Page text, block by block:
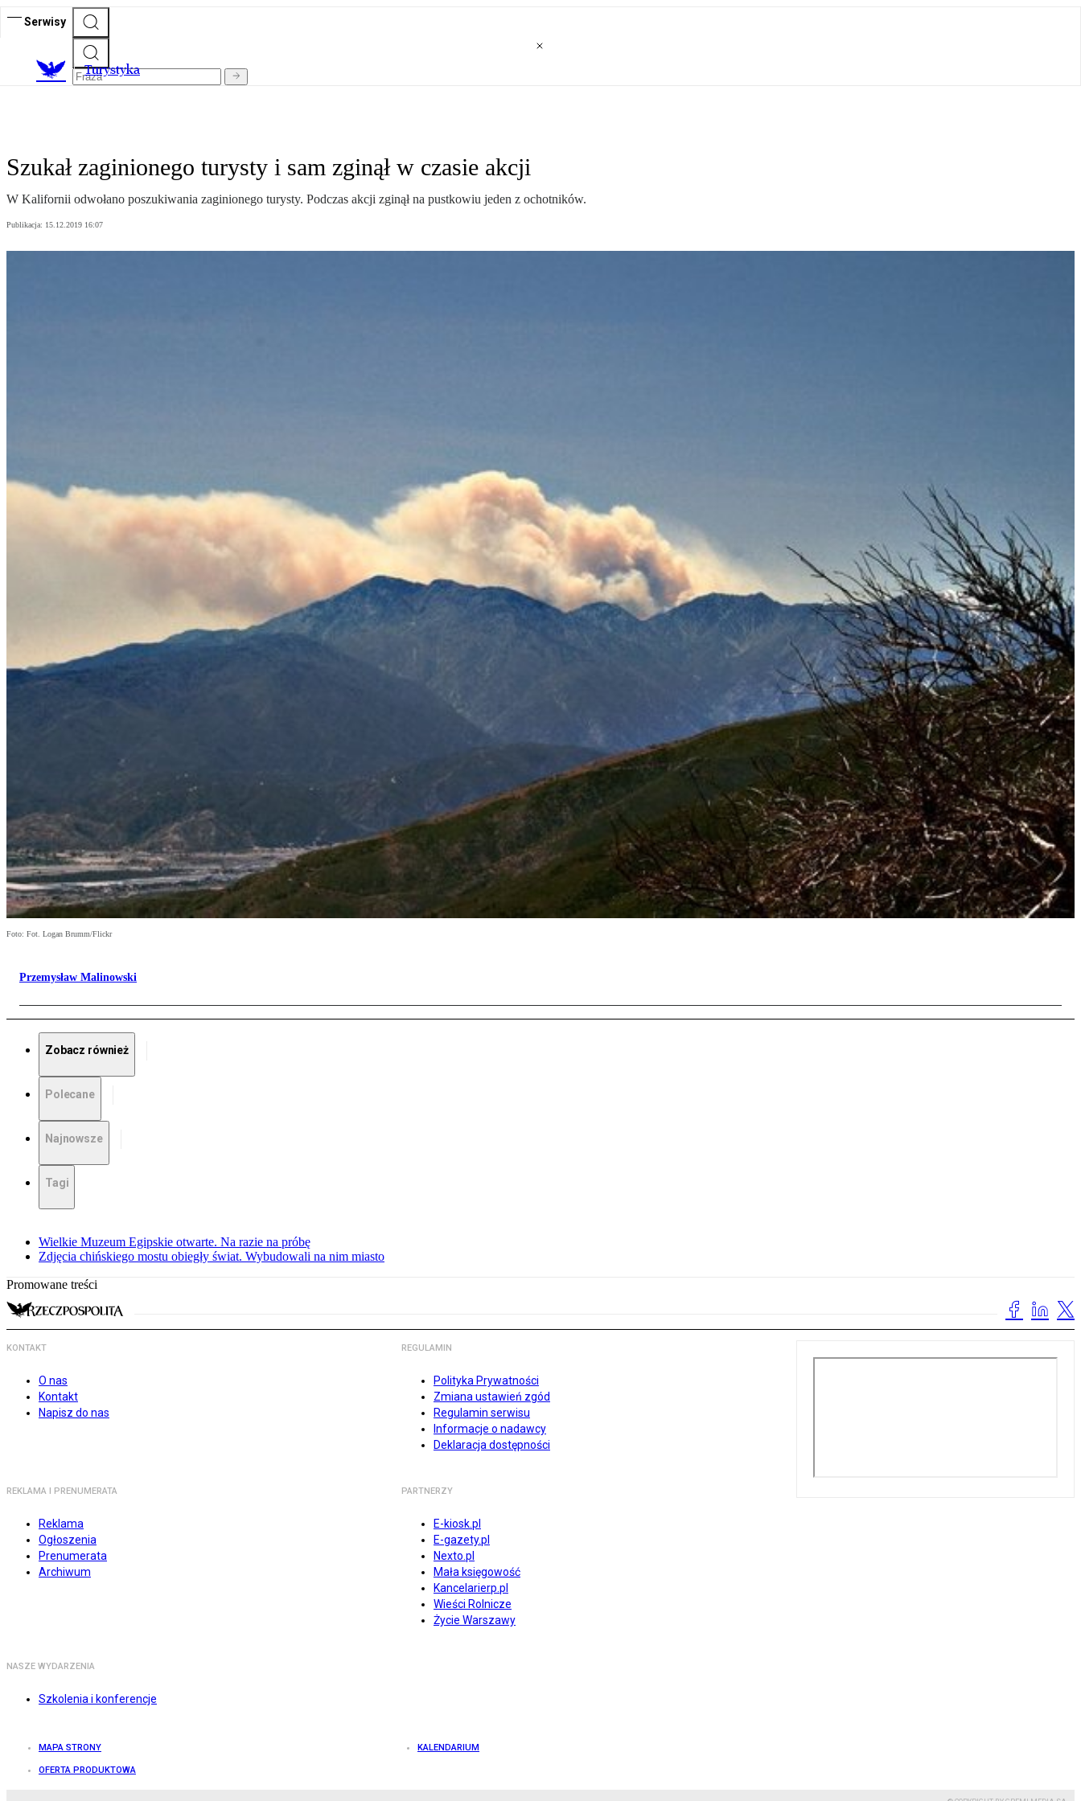
Serwisy
Turystyka
Szukał zaginionego turysty i sam zginął w czasie akcji
W Kalifornii odwołano poszukiwania zaginionego turysty. Podczas akcji zginął na pustkowiu jeden z ochotników.
Publikacja: 15.12.2019 16:07
Foto: Fot. Logan Brumm/Flickr
Przemysław Malinowski
Zobacz również
Polecane
Najnowsze
Tagi
Wielkie Muzeum Egipskie otwarte. Na razie na próbę
Zdjęcia chińskiego mostu obiegły świat. Wybudowali na nim miasto
Promowane treści
KONTAKT
O nas
Kontakt
Napisz do nas
REGULAMIN
Polityka Prywatności
Zmiana ustawień zgód
Regulamin serwisu
Informacje o nadawcy
Deklaracja dostępności
REKLAMA I PRENUMERATA
Reklama
Ogłoszenia
Prenumerata
Archiwum
PARTNERZY
E-kiosk.pl
E-gazety.pl
Nexto.pl
Mała księgowość
Kancelarierp.pl
Wieści Rolnicze
Życie Warszawy
NASZE WYDARZENIA
Szkolenia i konferencje
MAPA STRONY KALENDARIUM
OFERTA PRODUKTOWA